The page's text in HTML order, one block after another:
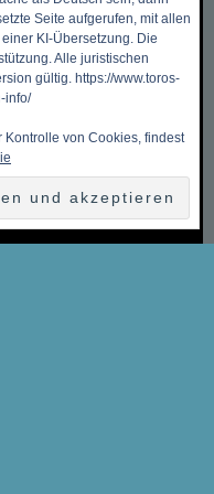
Seite aufgerufen, mit allen
KI-Übersetzung. Die
Alle juristischen
gültig. https://www.toros-
info/
von Cookies, findest